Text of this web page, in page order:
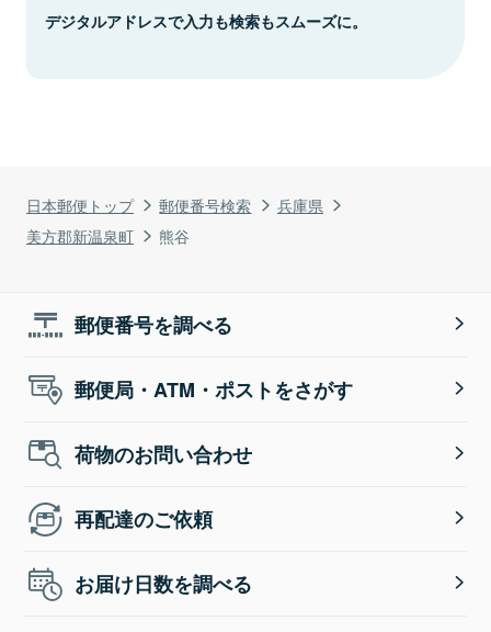
日本郵便トップ 郵便番号検索
兵庫県
美方郡新温泉町
熊谷
デジタルアドレスで入力も検索もスムーズに。
郵便番号を調べる
郵便局・ATM・ポストをさがす
荷物のお問い合わせ
再配達のご依頼
お届け日数を調べる